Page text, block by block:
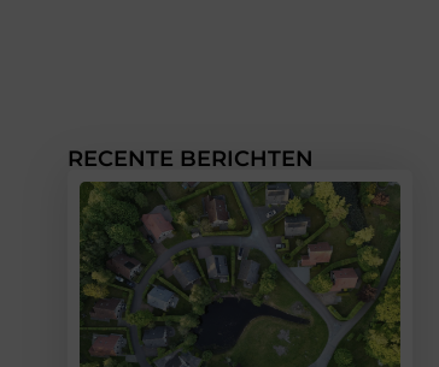
RECENTE BERICHTEN